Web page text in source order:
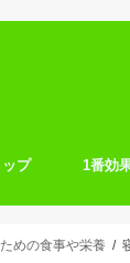
ップ 1番効
めの食事や栄養